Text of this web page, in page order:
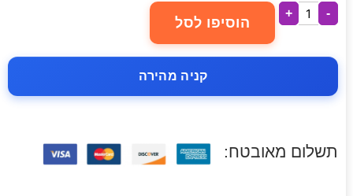
-
+
הוסיפו לסל
קניה מהירה
תשלום מאובטח: